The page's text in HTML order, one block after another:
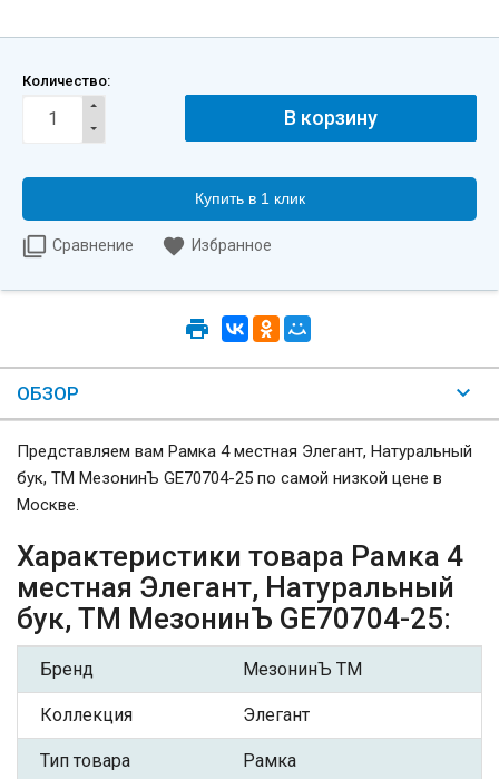
Количество:
Купить в 1 клик
Сравнение Избранное
ОБЗОР
Представляем вам Рамка 4 местная Элегант, Натуральный
бук, ТМ МезонинЪ GE70704-25 по самой низкой цене в
Москве.
Характеристики товара Рамка 4
местная Элегант, Натуральный
бук, ТМ МезонинЪ GE70704-25:
Бренд МезонинЪ ТМ
Коллекция Элегант
Тип товара Рамка